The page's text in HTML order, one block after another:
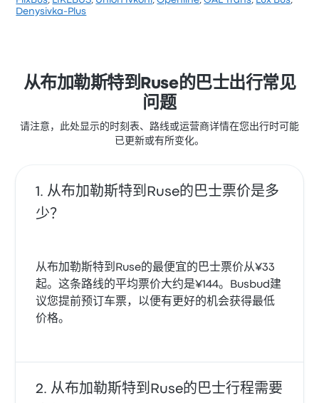
根据 29 条评论，该公司在 Busbud 上被评为 3.7 颗星。
Denysivka-Plus
从布加勒斯特到Ruse的巴士出行常见
问题
请注意，此处显示的时刻表、路线或运营商详情在您出行时可能
已更新或有所变化。
从布加勒斯特到Ruse的巴士票价是多
少？
从布加勒斯特到Ruse的最便宜的巴士票价从¥33
起。这条路线的平均票价大约是¥144。Busbud建
议您提前预订车票，以便有更好的机会获得最低
价格。
从布加勒斯特到Ruse的巴士行程需要